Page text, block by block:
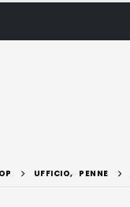
UFFICIO, PENNE